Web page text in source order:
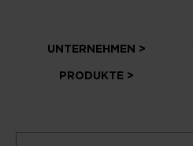
UNTERNEHMEN >
PRODUKTE >